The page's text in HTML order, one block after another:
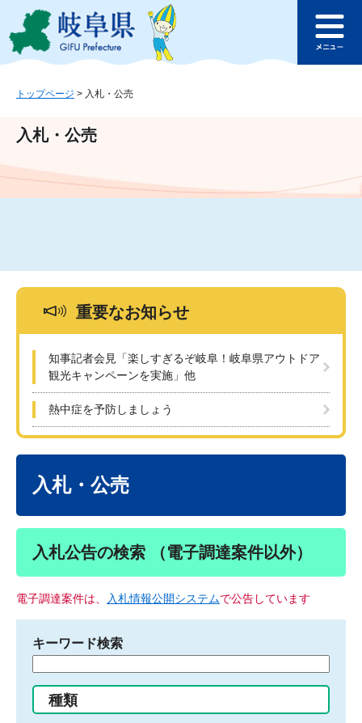
ジ
ュ
文
このページの本文へ
ュ
トップページ > 入札・公売
入札・公売
重要なお知らせ
知事記者会見「楽しすぎるぞ岐阜！岐阜県アウトドア
観光キャンペーンを実施」他
熱中症を予防しましょう
入札・公売
入札公告の検索 （電子調達案件以外）
電子調達案件は、 入札情報公開システムで公告しています
キーワード検索
る
種類